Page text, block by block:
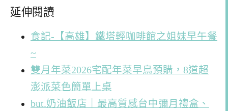
延伸閱讀
食記-【高雄】鐵塔輕咖啡館之姐妹早午餐
~
雙月年菜2026宅配年菜早鳥預購，8道超
澎派菜色簡單上桌
but.奶油飯店｜最高質感台中彌月禮盒、